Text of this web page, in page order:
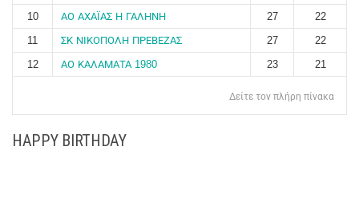
10
ΑΟ ΑΧΑΪΑΣ Η ΓΑΛΗΝΗ 27
22
11
ΣΚ ΝΙΚΟΠΟΛΗ ΠΡΕΒΕΖΑΣ 27
22
12
ΑΟ ΚΑΛΑΜΑΤΑ 1980 23 21
Δείτε τον πλήρη πίνακα
HAPPY BIRTHDAY